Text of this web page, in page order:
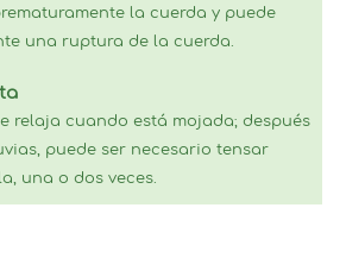
la cuerda y puede
una ruptura de la cuerda.
relaja cuando está mojada; después
puede ser necesario tensar
una o dos veces.